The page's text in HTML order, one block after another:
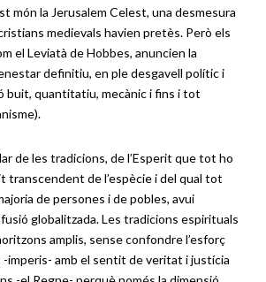
món la Jerusalem Celest, una desmesura
medievals havien pretès. Però els
el Leviatà de Hobbes, anuncien la
definitiu, en ple desgavell polític i
buit, quantitatiu, mecànic i fins i tot
de les tradicions, de l’Esperit que tot ho
transcendent de l’espècie i del qual tot
de persones i de pobles, avui
globalitzada. Les tradicions espirituals
amplis, sense confondre l’esforç
imperis- amb el sentit de veritat i justícia